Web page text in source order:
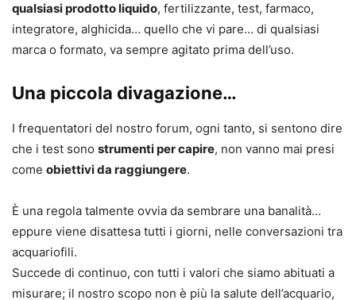
qualsiasi prodotto liquido, fertilizzante, test, farmaco,
integratore, alghicida… quello che vi pare… di qualsiasi
marca o formato, va sempre agitato prima dell’uso.
Una piccola divagazione…
I frequentatori del nostro forum, ogni tanto, si sentono dire
che i test sono strumenti per capire, non vanno mai presi
come obiettivi da raggiungere.
È una regola talmente ovvia da sembrare una banalità…
eppure viene disattesa tutti i giorni, nelle conversazioni tra
acquariofili.
Succede di continuo, con tutti i valori che siamo abituati a
misurare; il nostro scopo non è più la salute dell’acquario,